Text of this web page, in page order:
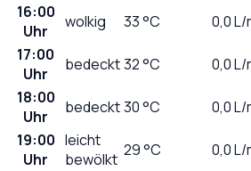
16:00
Uhr
wolkig 33°C 0,0L/
17:00
Uhr
bedeckt32°C 0,0L/
18:00
Uhr
bedeckt30°C 0,0L/
19:00
Uhr
leicht
bewölkt 29°C 0,0L/